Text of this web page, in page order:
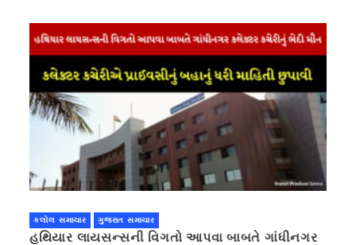
કલોલ સમાચાર ગુજરાત સમાચાર
હથિયાર લાયસન્સની વિગતો આપવા બાબતે ગાંધીનગર